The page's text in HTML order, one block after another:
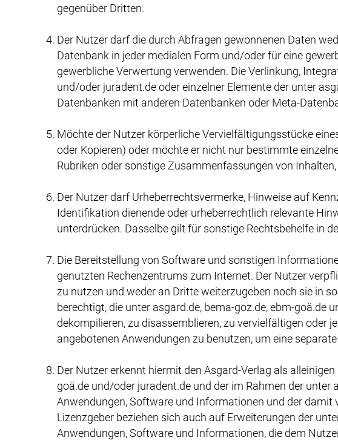
gegenüber Dritten.
Der Nutzer darf die durch Abfragen gewonnenen Daten
Datenbank in jeder medialen Form und/oder für eine
gewerbliche Verwertung verwenden. Die Verlinkung,
und/oder juradent.de oder einzelner Elemente der unter
Datenbanken mit anderen Datenbanken oder Meta-
Möchte der Nutzer körperliche Vervielfältigungsstücke
oder Kopieren) oder möchte er nicht nur bestimmte
Rubriken oder sonstige Zusammenfassungen von
Der Nutzer darf Urheberrechtsvermerke, Hinweise auf
Identifikation dienende oder urheberrechtlich relevante
unterdrücken. Dasselbe gilt für sonstige Rechtsbehelfe in
Die Bereitstellung von Software und sonstigen
genutzten Rechenzentrums zum Internet. Der Nutzer
zu nutzen und weder an Dritte weiterzugeben noch sie in
berechtigt, die unter asgard.de, bema-goz.de, ebm-goä.de
dekompilieren, zu disassemblieren, zu vervielfältigen oder
angebotenen Anwendungen zu benutzen, um eine
Der Nutzer erkennt hiermit den Asgard-Verlag als
goä.de und/oder juradent.de und der im Rahmen der
Anwendungen, Software und Informationen und der damit
Lizenzgeber beziehen sich auch auf Erweiterungen der
Anwendungen, Software und Informationen, die dem